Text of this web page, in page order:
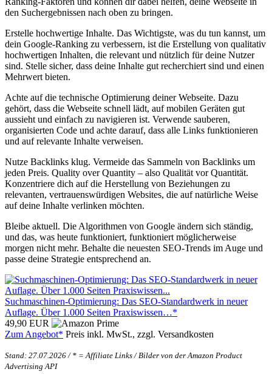
den Suchergebnissen nach oben zu bringen.
Erstelle hochwertige Inhalte. Das Wichtigste, was du tun kannst, um
dein Google-Ranking zu verbessern, ist die Erstellung von qualitativ
hochwertigen Inhalten, die relevant und nützlich für deine Nutzer
sind. Stelle sicher, dass deine Inhalte gut recherchiert sind und einen
Mehrwert bieten.
Achte auf die technische Optimierung deiner Webseite. Dazu
gehört, dass die Webseite schnell lädt, auf mobilen Geräten gut
aussieht und einfach zu navigieren ist. Verwende sauberen,
organisierten Code und achte darauf, dass alle Links funktionieren
und auf relevante Inhalte verweisen.
Nutze Backlinks klug. Vermeide das Sammeln von Backlinks um
jeden Preis. Quality over Quantity – also Qualität vor Quantität.
Konzentriere dich auf die Herstellung von Beziehungen zu
relevanten, vertrauenswürdigen Websites, die auf natürliche Weise
auf deine Inhalte verlinken möchten.
Bleibe aktuell. Die Algorithmen von Google ändern sich ständig,
und das, was heute funktioniert, funktioniert möglicherweise
morgen nicht mehr. Behalte die neuesten SEO-Trends im Auge und
passe deine Strategie entsprechend an.
Suchmaschinen-Optimierung: Das SEO-Standardwerk in neuer
Auflage. Über 1.000 Seiten Praxiswissen…*
49,90 EUR
Zum Angebot* Preis inkl. MwSt., zzgl. Versandkosten
Stand: 27.07.2026 / * = Affiliate Links / Bilder von der Amazon Product
Advertising API